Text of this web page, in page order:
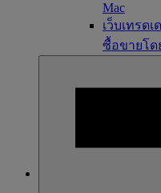
Mac
เว็บเทรดเ
ซื้อขายโด